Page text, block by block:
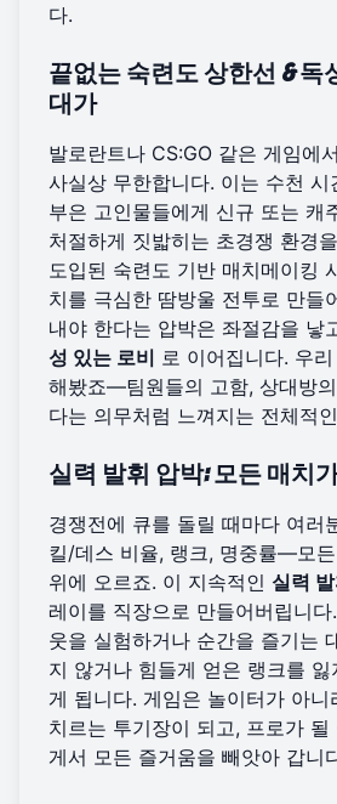
다.
끝없는 숙련도 상한선 & 독
대가
발로란트나 CS:GO 같은 게임에
사실상 무한합니다. 이는 수천
부은 고인물들에게 신규 또는 캐
처절하게 짓밟히는 초경쟁 환경
도입된 숙련도 기반 매치메이킹
치를 극심한 땀방울 전투로 만들
내야 한다는 압박은 좌절감을 낳
성 있는 로비 로 이어집니다. 우
해봤죠—팀원들의 고함, 상대방
다는 의무처럼 느껴지는 전체적
실력 발휘 압박: 모든 매치
경쟁전에 큐를 돌릴 때마다 여러
킬/데스 비율, 랭크, 명중률—모
위에 오르죠. 이 지속적인 실력
레이를 직장으로 만들어버립니
웃을 실험하거나 순간을 즐기는
지 않거나 힘들게 얻은 랭크를
게 됩니다. 게임은 놀이터가 아니
치르는 투기장이 되고, 프로가 될
게서 모든 즐거움을 빼앗아 갑니